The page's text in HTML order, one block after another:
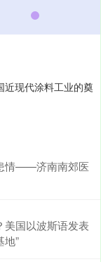
近现代涂料工业的奠
情——济南南郊医
美国以波斯语发表
地”